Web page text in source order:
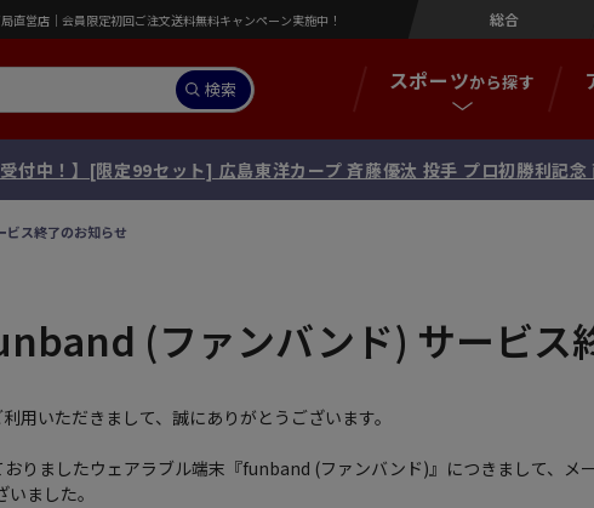
直営店｜会員限定初回ご注文送料無料キャンペーン実施中！ 総合
検索 スポーツから探す
受付中！】[限定99セット] 広島東洋カープ 斉藤優汰 投手 プロ初勝利記
ス終了のお知らせ
(ファンバンド) サービス
用いただきまして、誠にありがとうございます。
りましたウェアラブル端末『funband (ファンバンド)』につきまして、
ました。